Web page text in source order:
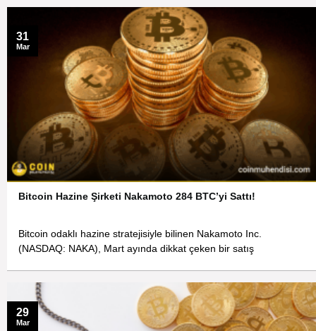
Bitcoin Hazine Şirketi Nakamoto 284 BTC’yi Sattı!
Bitcoin odaklı hazine stratejisiyle bilinen Nakamoto Inc.
(NASDAQ: NAKA), Mart ayında dikkat çeken bir satış
31
Mar
29
Mar